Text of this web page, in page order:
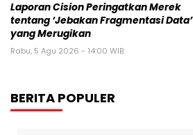
Laporan Cision Peringatkan Merek
tentang ‘Jebakan Fragmentasi Data’
yang Merugikan
Rabu, 5 Agu 2026 - 14:00 WIB
BERITA POPULER